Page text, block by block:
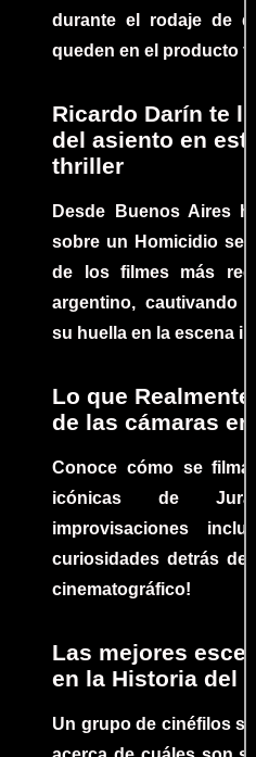
durante el rodaje de
queden en el producto
Ricardo Darín te
del asiento en
thriller
Desde Buenos Aires
sobre un Homicidio se
de los filmes más
argentino, cautivando
su huella en la escena
Lo que Realmente
de las cámaras en
Conoce cómo se
icónicas de
improvisaciones
curiosidades detrás del
cinematográfico!
Las mejores
en la Historia del
Un grupo de cinéfilos